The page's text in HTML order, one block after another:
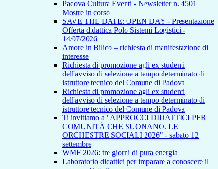
Padova Cultura Eventi - Newsletter n. 4501
Mostre in corso
SAVE THE DATE: OPEN DAY - Presentazione
Offerta didattica Polo Sistemi Logistici -
14/07/2026
Amore in Bilico – richiesta di manifestazione di
interesse
Richiesta di promozione agli ex studenti
dell'avviso di selezione a tempo determinato di
istruttore tecnico del Comune di Padova
Richiesta di promozione agli ex studenti
dell'avviso di selezione a tempo determinato di
istruttore tecnico del Comune di Padova
Ti invitiamo a "APPROCCI DIDATTICI PER
COMUNITÀ CHE SUONANO. LE
ORCHESTRE SOCIALI 2026" - sabato 12
settembre
WMF 2026: tre giorni di pura energia
Laboratorio didattici per imparare a conoscere il